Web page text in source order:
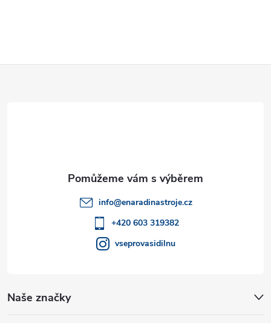
Naše značky
info@enaradinastroje.cz
+420 603 319382
vseprovasidilnu